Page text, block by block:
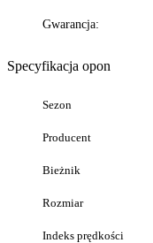
Gwarancja:
Specyfikacja opon
Sezon
Producent
Bieżnik
Rozmiar
Indeks prędkości